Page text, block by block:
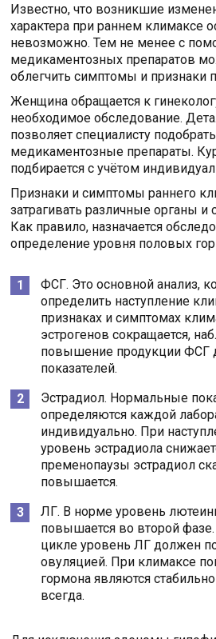
Известно, что возникшие
характера при раннем климаксе
невозможно. Тем не менее с
медикаментозных препаратов
облегчить симптомы и признаки
Женщина обращается к
необходимое обследование.
позволяет специалисту
медикаментозные препараты.
подбирается с учётом
Признаки и симптомы раннего
затрагивать различные органы и
Как правило, назначается
определение уровня половых
ФСГ. Это основной анализ,
определить наступление
признаках и симптомах
эстрогенов сокращается,
повышение продукции ФСГ
показателей.
Эстрадиол. Нормальные
определяются каждой
индивидуально. При
уровень эстрадиола
пременопаузы эстрадиол
повышается.
ЛГ. В норме уровень
повышается во второй
цикле уровень ЛГ должен
овуляцией. При климаксе
гормона являются
всегда.